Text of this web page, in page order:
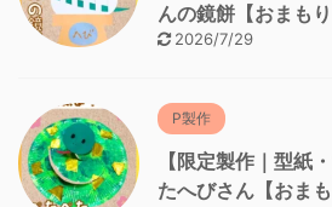
んの鏡餅【おまもり
2026/7/29
P製作
【限定製作｜型紙
たへびさん【おまも